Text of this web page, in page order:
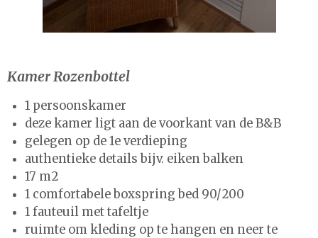
Kamer Rozenbottel
1 persoonskamer
deze kamer ligt aan de voorkant van de B&B
gelegen op de 1e verdieping
authentieke details bijv. eiken balken
17 m2
1 comfortabele boxspring bed 90/200
1 fauteuil met tafeltje
ruimte om kleding op te hangen en neer te